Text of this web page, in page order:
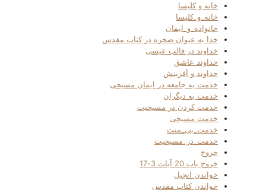
خانه و کلیسا
خانه_و_کلیسا
خانواده_و_ایمان
خدا به عنوان صخره در کتاب مقدس
خداوند در قالب عیسی
خداوند عاشق
خداوند و آفرینش
خدمت به جامعه در ایمان مسیحی
خدمت به دیگران
خدمت کردن در مسیحیت
خدمت مسیحی
خدمت_بی_منت
خدمت_در_مسیحیت
خروج
خروج باب 20 آیات 3-17
خواندن انجیل
خواندن کتاب مقدس